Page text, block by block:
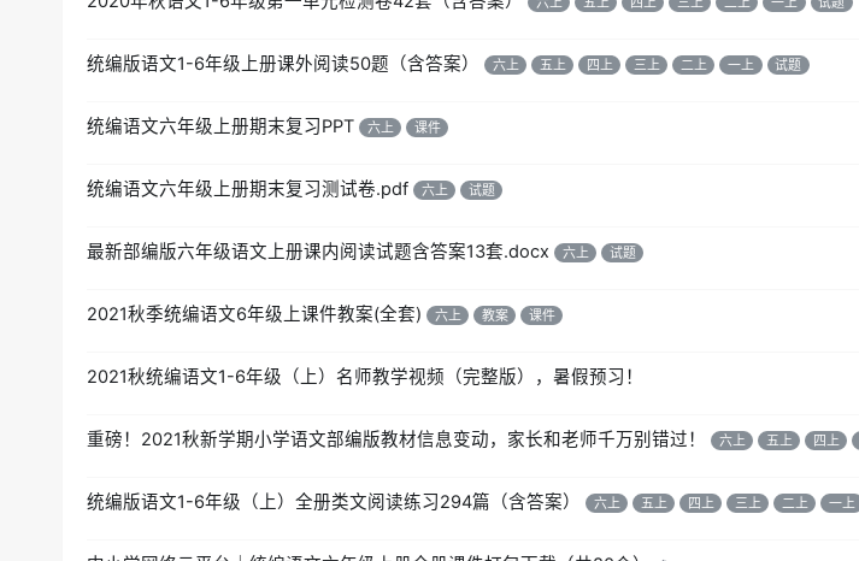
统编版语文1-6年级上册课外阅读50题（含答案） 六上 五上 四上 三上 二上 一上 试题
统编语文六年级上册期末复习PPT 六上 课件
统编语文六年级上册期末复习测试卷.pdf 六上 试题
最新部编版六年级语文上册课内阅读试题含答案13套.docx 六上 试题
2021秋季统编语文6年级上课件教案(全套) 六上 教案 课件
2021秋统编语文1-6年级（上）名师教学视频（完整版），暑假预习！
重磅！2021秋新学期小学语文部编版教材信息变动，家长和老师千万别错过！ 六上 五上 四上
统编版语文1-6年级（上）全册类文阅读练习294篇（含答案） 六上 五上 四上 三上 二上 一上